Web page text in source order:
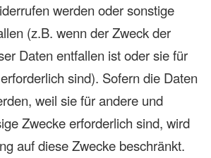
werden oder sonstige
(z.B. wenn der Zweck der
Daten entfallen ist oder sie für
sind). Sofern die Daten
weil sie für andere und
Zwecke erforderlich sind, wird
auf diese Zwecke beschränkt.